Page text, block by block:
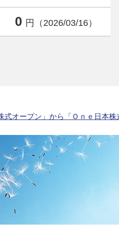
0 円（2026/03/16）
オープン」から「Ｏｎｅ日本